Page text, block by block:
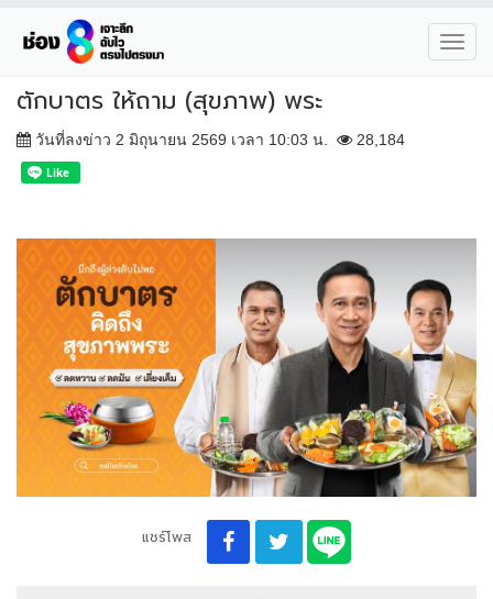
ตักบาตร ให้ถาม (สุขภาพ) พระ
วันที่ลงข่าว 2 มิถุนายน 2569 เวลา 10:03 น. 28,184
แชร์โพส